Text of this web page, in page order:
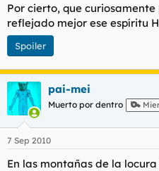
Por cierto, que
reflejado mejor ese espíritu
Spoiler
pai-mei
Muerto por dentro
7 Sep 2010
En las montañas de la